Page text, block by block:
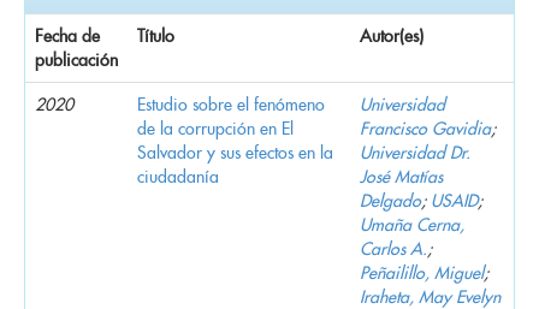
Fecha de
publicación
Título Autor(es)
2020
Estudio sobre el fenómeno
de la corrupción en El
Salvador y sus efectos en la
ciudadanía
Universidad
Francisco Gavidia;
Universidad Dr.
José Matías
Delgado; USAID;
Umaña Cerna,
Carlos A.;
Peñailillo, Miguel;
Iraheta, May Evelyn